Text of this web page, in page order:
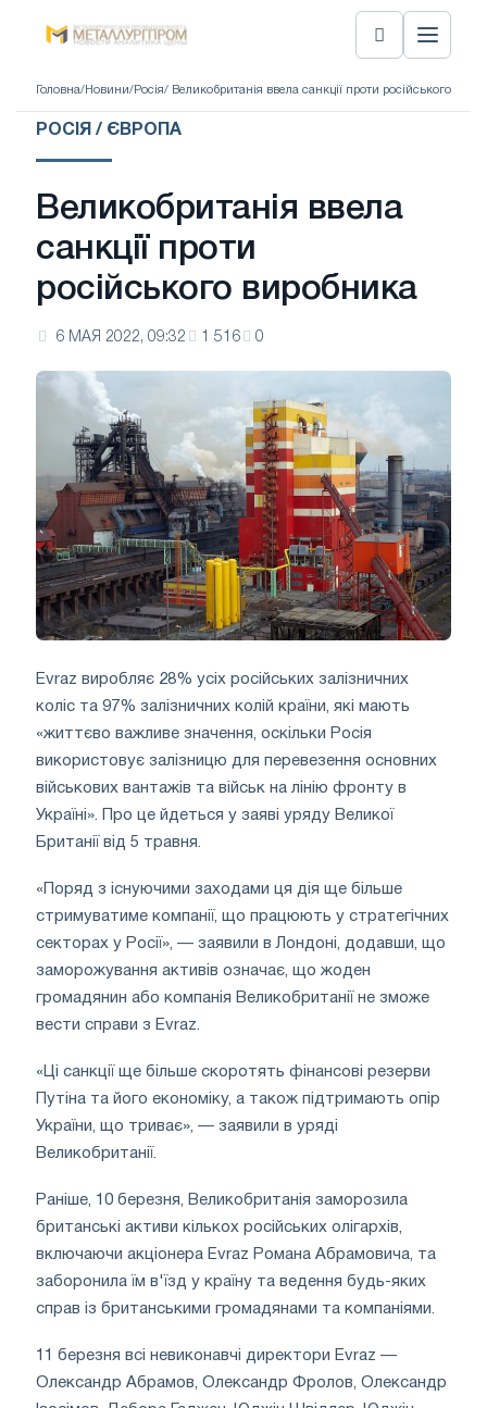
Головна/ Новини/ Росія/ Великобританія ввела санкції проти російського
РОСІЯ / ЄВРОПА
Великобританія ввела
санкції проти
російського виробника
6 МАЯ 2022, 09:32 1 516 0
Evraz виробляє 28% усіх російських залізничних
коліс та 97% залізничних колій країни, які мають
«життєво важливе значення, оскільки Росія
використовує залізницю для перевезення основних
військових вантажів та військ на лінію фронту в
Україні». Про це йдеться у заяві уряду Великої
Британії від 5 травня.
«Поряд з існуючими заходами ця дія ще більше
стримуватиме компанії, що працюють у стратегічних
секторах у Росії», — заявили в Лондоні, додавши, що
заморожування активів означає, що жоден
громадянин або компанія Великобританії не зможе
вести справи з Evraz.
«Ці санкції ще більше скоротять фінансові резерви
Путіна та його економіку, а також підтримають опір
України, що триває», — заявили в уряді
Великобританії.
Раніше, 10 березня, Великобританія заморозила
британські активи кількох російських олігархів,
включаючи акціонера Evraz Романа Абрамовича, та
заборонила їм в'їзд у країну та ведення будь-яких
справ із британськими громадянами та компаніями.
11 березня всі невиконавчі директори Evraz —
Олександр Абрамов, Олександр Фролов, Олександр